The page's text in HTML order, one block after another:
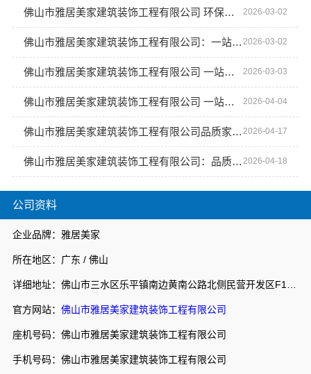
公司资料
企业品牌：雅居美家
所在地区：广东 / 佛山
官方网站： 佛山市雅居美家建筑装饰工程有限公司
座机号码：佛山市雅居美家建筑装饰工程有限公司
手机号码：佛山市雅居美家建筑装饰工程有限公司
佛山市雅居美家建筑装饰工程有限公司 环保家装从定制开始 2026-03-02
佛山市雅居美家建筑装饰工程有限公司：一站式家装解决方案 2026-03-02
佛山市雅居美家建筑装饰工程有限公司 一站式家装解决方案 2026-03-03
佛山市雅居美家建筑装饰工程有限公司 一站式家装解决方案 2026-04-04
佛山市雅居美家建筑装饰工程有限公司品质家装定制首选品牌 2026-04-17
佛山市雅居美家建筑装饰工程有限公司：品质家装从这里出发 2026-04-18